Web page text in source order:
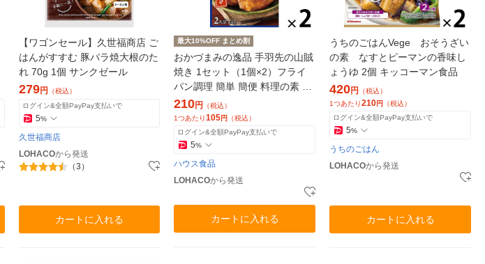
【ワゴンセール】久世福商店 ご
はんがすすむ 豚バラ焼大根のた
れ 70g 1個 サンクゼール
279円
（税込）
ログイン&全額PayPay支払いで
5%
久世福商店
LOHACOから発送
（3）
カートに入れる
最大10%OFF まとめ割
おかづまみの逸品 手羽先の山賊
焼き 1セット（1個×2）フライ
パン調理 簡単 簡便 料理の素 ハ
ウス食品 おかず おつまみ
つまみ
210円
（税込）
1つあたり105円
（税込）
ログイン&全額PayPay支払いで
5%
ハウス食品
LOHACOから発送
カートに入れる
うちのごはんVege おそうざい
の素 なすとピーマンの香味し
ょうゆ 2個 キッコーマン食品
420円
（税込）
1つあたり210円
（税込）
ログイン&全額PayPay支払いで
5%
うちのごはん
LOHACOから発送
カートに入れる